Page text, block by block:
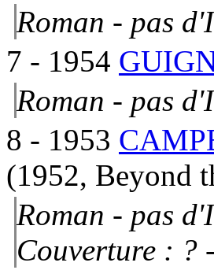
Roman - pas
7 - 1954
Roman - pas
8 - 1953
(1952, Beyond
Roman - pas
Couverture : ?